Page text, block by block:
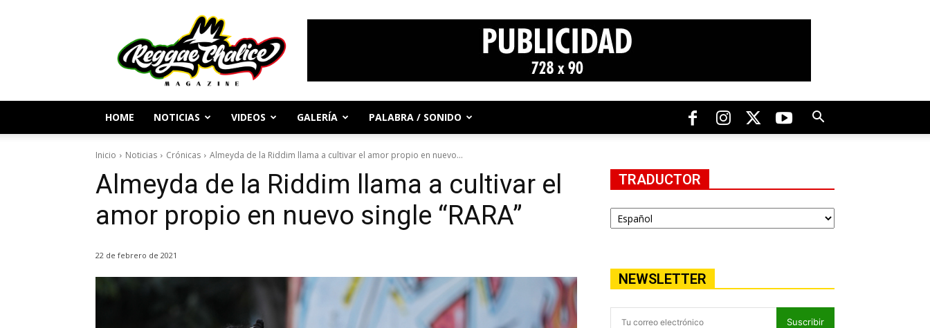
Periodismo
y
Cultura
Reggae
HOME NOTICIAS VIDEOS GALERÍA PALABRA / SONIDO
Inicio Noticias Crónicas Almeyda de la Riddim llama a cultivar el amor propio en nuevo...
Almeyda de la Riddim llama a cultivar el
amor propio en nuevo single “RARA”
22 de febrero de 2021
TRADUCTOR
NEWSLETTER
Suscribir